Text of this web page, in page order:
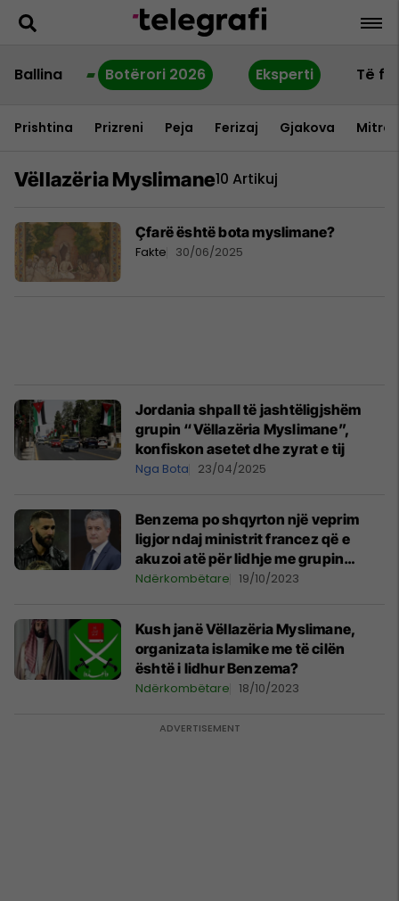
Ballina Botërori 2026 Eksperti Të
Prishtina Prizreni Peja Ferizaj Gjakova
Vëllazëria Myslimane10 Artikuj
Çfarë është bota myslimane?
Fakte 30/06/2025
Jordania shpall të jashtëligjshëm
grupin “Vëllazëria Myslimane”,
konfiskon asetet dhe zyrat e tij
Nga Bota 23/04/2025
Benzema po shqyrton një veprim
ligjor ndaj ministrit francez që e
akuzoi atë për lidhje me grupin
terrorist
Ndërkombëtare 19/10/2023
Kush janë Vëllazëria Myslimane,
organizata islamike me të cilën
është i lidhur Benzema?
Ndërkombëtare 18/10/2023